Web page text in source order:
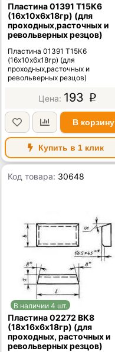
Пластина 01391 Т15К6
(16х10х6х18гр) (для
проходных,расточных и
револьверных резцов)
Пластина 01391 Т15К6
(16х10х6х18гр) (для
проходных,расточных и
револьверных резцов)
193 p
В корзину
Купить в 1 клик
Код товара: 30648
В наличии 4 шт.
Пластина 02272 ВК8
(18х16х6х18гр) (для
проходных, расточных и
револьверных резцов)